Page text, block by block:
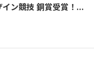
ン競技 銅賞受賞！...